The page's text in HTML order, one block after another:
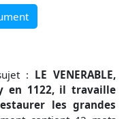
: LE VENERABLE,
en 1122, il travaille
les grandes